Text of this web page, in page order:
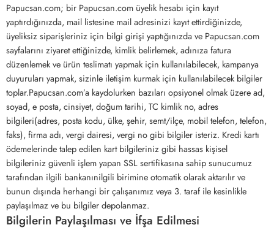
Papucsan.com; bir Papucsan.com üyelik hesabı için kayıt
yaptırdığınızda, mail listesine mail adresinizi kayıt ettirdiğinizde,
üyeliksiz siparişleriniz için bilgi girişi yaptığınızda ve Papucsan.com
sayfalarını ziyaret ettiğinizde, kimlik belirlemek, adınıza fatura
düzenlemek ve ürün teslimatı yapmak için kullanılabilecek, kampanya
duyuruları yapmak, sizinle iletişim kurmak için kullanılabilecek bilgiler
toplar.Papucsan.com’a kaydolurken bazıları opsiyonel olmak üzere ad,
soyad, e posta, cinsiyet, doğum tarihi, TC kimlik no, adres
bilgileri(adres, posta kodu, ülke, şehir, semt/ilçe, mobil telefon, telefon,
faks), firma adı, vergi dairesi, vergi no gibi bilgiler isteriz. Kredi kartı
ödemelerinde talep edilen kart bilgileriniz gibi hassas kişisel
bilgileriniz güvenli işlem yapan SSL sertifikasına sahip sunucumuz
tarafından ilgili bankanınilgili birimine otomatik olarak aktarılır ve
bunun dışında herhangi bir çalışanımız veya 3. taraf ile kesinlikle
paylaşılmaz ve bu bilgiler depolanmaz.
Bilgilerin Paylaşılması ve İfşa Edilmesi